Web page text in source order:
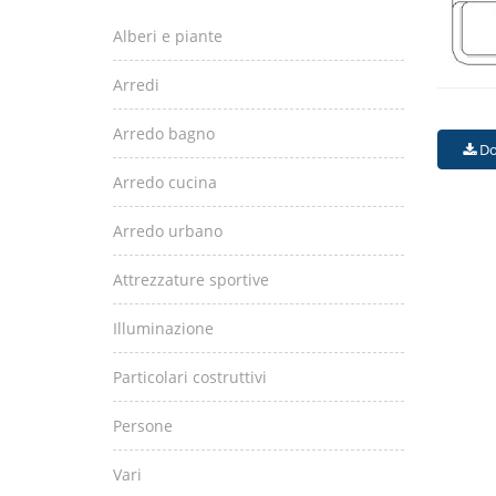
Alberi e piante
Arredi
Arredo bagno
Arredo cucina
Arredo urbano
Attrezzature sportive
Illuminazione
Particolari costruttivi
Persone
Vari